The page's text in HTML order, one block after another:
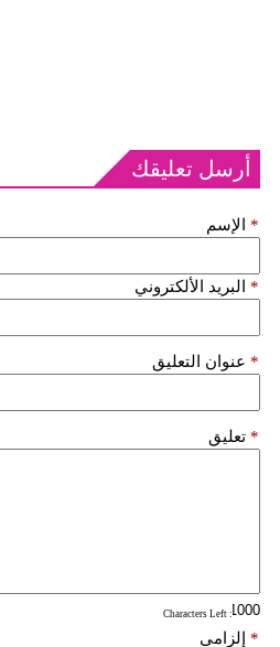
أرسل تعليقك
الإسم *
البريد الألكتروني *
عنوان التعليق *
تعليق *
: Characters Left
إلزامي *